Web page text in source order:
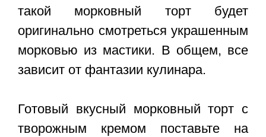
такой морковный торт будет
оригинально смотреться украшенным
морковью из мастики. В общем, все
зависит от фантазии кулинара.
Готовый вкусный морковный торт с
творожным кремом поставьте на